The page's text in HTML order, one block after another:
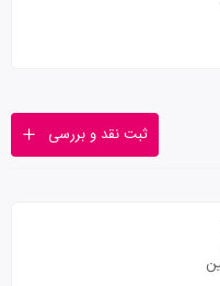
ثبت نقد و بررسی